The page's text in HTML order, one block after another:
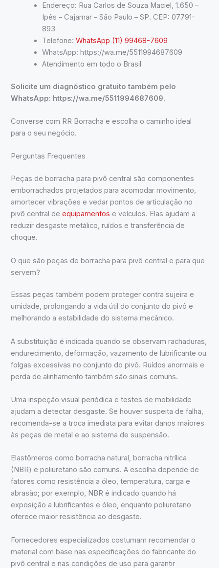
Endereço: Rua Carlos de Souza Maciel, 1.650 –
Ipês – Cajamar – São Paulo – SP. CEP: 07791-
893
Telefone:WhatsApp (11) 99468-7609
WhatsApp: https://wa.me/5511994687609
Atendimento em todo o Brasil
Solicite um diagnóstico gratuito também pelo
WhatsApp: https://wa.me/5511994687609.
Converse com RR Borracha e escolha o caminho ideal
para o seu negócio.
Perguntas Frequentes
Peças de borracha para pivô central são componentes
emborrachados projetados para acomodar movimento,
amortecer vibrações e vedar pontos de articulação no
pivô central deequipamentos e veículos. Elas ajudam a
reduzir desgaste metálico, ruídos e transferência de
choque.
O que são peças de borracha para pivô central e para que
servem?
Essas peças também podem proteger contra sujeira e
umidade, prolongando a vida útil do conjunto do pivô e
melhorando a estabilidade do sistema mecânico.
A substituição é indicada quando se observam rachaduras,
endurecimento, deformação, vazamento de lubrificante ou
folgas excessivas no conjunto do pivô. Ruídos anormais e
perda de alinhamento também são sinais comuns.
Uma inspeção visual periódica e testes de mobilidade
ajudam a detectar desgaste. Se houver suspeita de falha,
recomenda-se a troca imediata para evitar danos maiores
às peças de metal e ao sistema de suspensão.
Elastômeros como borracha natural, borracha nitrílica
(NBR) e poliuretano são comuns. A escolha depende de
fatores como resistência a óleo, temperatura, carga e
abrasão; por exemplo, NBR é indicado quando há
exposição a lubrificantes e óleo, enquanto poliuretano
oferece maior resistência ao desgaste.
Fornecedores especializados costumam recomendar o
material com base nas especificações do fabricante do
pivô central e nas condições de uso para garantir